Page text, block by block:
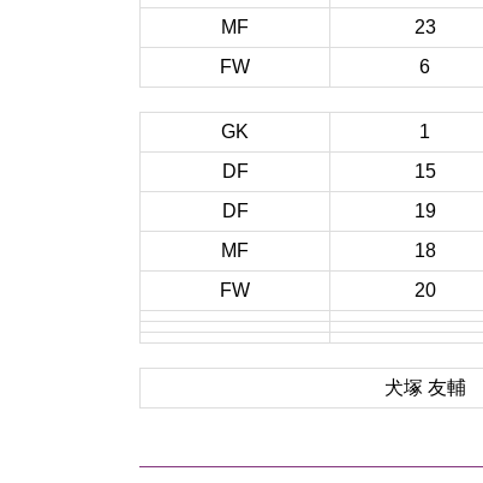
MF
23
FW
6
GK 1
DF 15
DF
19
MF
18
FW
20
犬塚 友輔